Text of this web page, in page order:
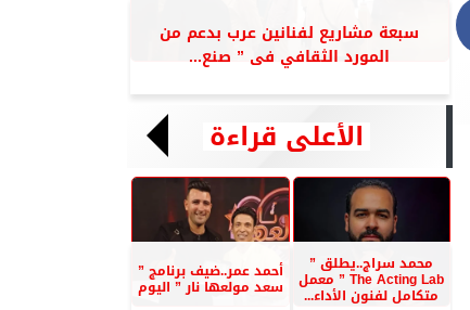
سبعة مشاريع لفنانين عرب بدعم من
المورد الثقافي فى ” صنع...
الأعلى قراءة
محمد سراج..يطلق ”
The Acting Lab ” معمل
متكامل لفنون الأداء...
أحمد عمر..ضيف برنامج ”
سعد مولعها نار ” اليوم